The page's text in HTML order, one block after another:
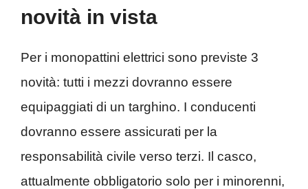
novità in vista
Per i monopattini elettrici sono previste 3
novità: tutti i mezzi dovranno essere
equipaggiati di un targhino. I conducenti
dovranno essere assicurati per la
responsabilità civile verso terzi. Il casco,
attualmente obbligatorio solo per i minorenni,